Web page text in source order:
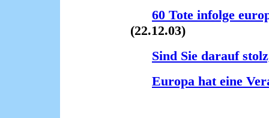
60 Tote infolge
(22.12.03)
Sind Sie darauf
Europa hat eine